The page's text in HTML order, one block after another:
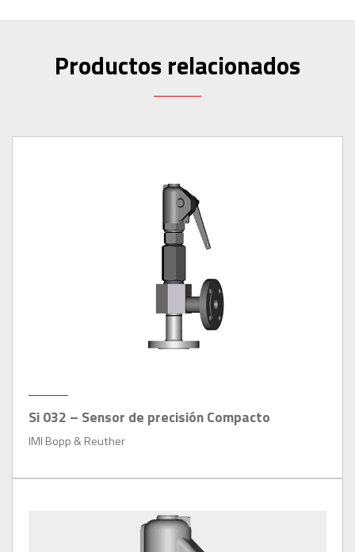
Productos relacionados
Si 032 – Sensor de precisión Compacto
IMI Bopp & Reuther